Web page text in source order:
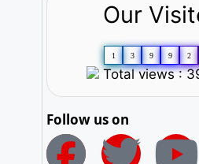
Our
1 3 9 9 2
Total views :
Follow us on